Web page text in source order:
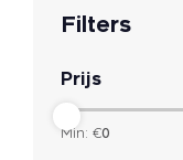
Filters
Prijs
Min: €0